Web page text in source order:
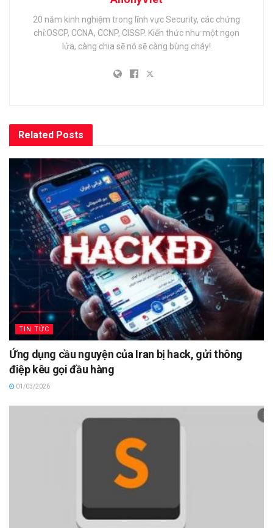
20 năm kinh nghiệm trong lĩnh vực Security, các chứng
chỉ:OSCP, CCNA, CCNP, CISSP. Kiến thức như một ngọn
lửa, càng chia sẽ nó sẽ càng bùng cháy!
Related Posts
TIN TỨC
Ứng dụng cầu nguyện của Iran bị hack, gửi thông
điệp kêu gọi đầu hàng
01/03/2026